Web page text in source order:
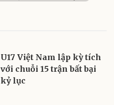
U17 Việt Nam lập kỳ tích
với chuỗi 15 trận bất bại
kỷ lục